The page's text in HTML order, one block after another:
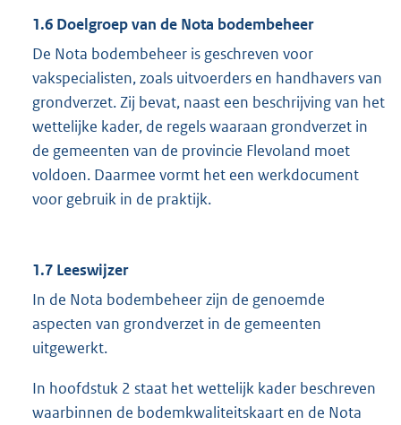
1.6 Doelgroep van de Nota bodembeheer
De Nota bodembeheer is geschreven voor
vakspecialisten, zoals uitvoerders en handhavers van
grondverzet. Zij bevat, naast een beschrijving van het
wettelijke kader, de regels waaraan grondverzet in
de gemeenten van de provincie Flevoland moet
voldoen. Daarmee vormt het een werkdocument
voor gebruik in de praktijk.
1.7 Leeswijzer
In de Nota bodembeheer zijn de genoemde
aspecten van grondverzet in de gemeenten
uitgewerkt.
In hoofdstuk 2 staat het wettelijk kader beschreven
waarbinnen de bodemkwaliteitskaart en de Nota